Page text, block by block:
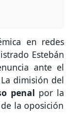
en redes
Estebán
ante el
dimisión del
penal por la
la oposición